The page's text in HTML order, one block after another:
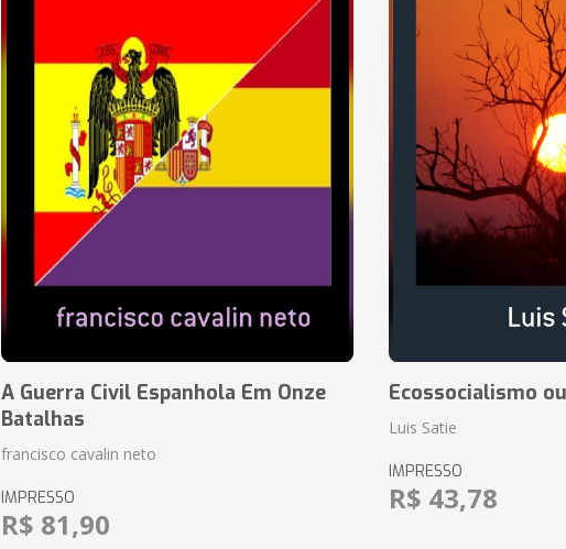
A Guerra Civil Espanhola Em Onze
Batalhas
francisco cavalin neto
IMPRESSO
R$ 81,90
Ecossocialismo
Luis Satie
IMPRESSO
R$ 43,78